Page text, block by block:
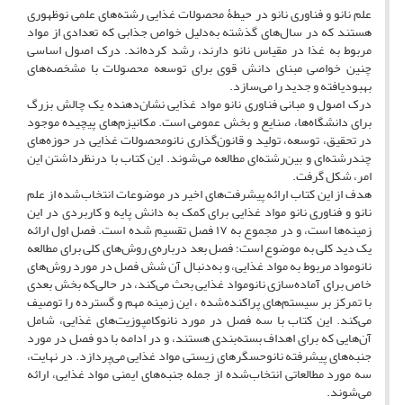
علم نانو و فناوری نانو در حیطۀ محصولات غذایی رشته‌های علمی نوظهوری
هستند که در سال‌های گذشته به‌دلیل خواص جذابی که تعدادی از مواد
مربوط به غذا در مقیاس نانو دارند، رشد کرده‌اند. درک اصول اساسی
چنین خواصی مبنای دانش قوی برای توسعه محصولات با مشخصه‌های
بهبودیافته و جدید را می‌سازد.
درک اصول و مبانی فناوری نانو مواد غذایی نشان‌دهنده یک چالش بزرگ
برای دانشگاه‌ها، صنایع و بخش عمومی است. مکانیزم‌های پیچیده موجود
در تحقیق، توسعه، تولید و قانون‌گذاری نانومحصولات غذایی در حوزه‌های
چند‌رشته‌ای و بین‌رشته‌ای مطالعه می‌شوند. این کتاب با درنظرداشتن این
امر، شکل گرفت.
هدف از این کتاب ارائه پیشرفت‌های اخیر در موضوعات انتخاب‌شده از علم
نانو و فناوری نانو مواد غذایی برای کمک به دانش پایه و کاربردی در این
زمینه‌ها است، و در مجموع به ۱۷ فصل تقسیم شده است. فصل اول ارائه
یک دید کلی به موضوع است؛ فصل بعد درباره‌ی روش‌های کلی برای مطالعه
نانومواد مربوط به مواد غذایی، و به‌دنبال آن شش فصل در مورد روش‌های
خاص برای آماده‌سازی نانومواد غذایی بحث می‌کند، در حالی‌که بخش بعدی
با تمرکز بر سیستم‌های پراکنده‌شده ، این زمینه مهم و گسترده را توصیف
می‌کند. این کتاب با سه فصل در مورد نانوکامپوزیت‌های غذایی، شامل
آن‌هایی که برای اهداف بسته‌بندی هستند، و در ادامه با دو فصل در مورد
جنبه‌های پیشرفته نانوحسگرهای زیستی مواد غذایی می‌پردازد. در نهایت،
سه مورد مطالعاتی انتخاب‌شده از جمله جنبه‌های ایمنی مواد غذایی، ارائه
می‌شوند.